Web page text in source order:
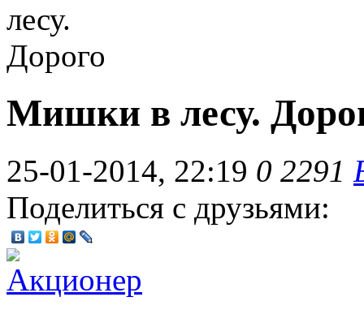
Мишки в лесу.
25-01-2014, 22:19 0 2291
Поделиться с друзьями: